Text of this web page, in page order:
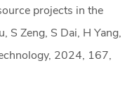
projects in the
S Zeng, S Dai, H Yang,
2024, 167,